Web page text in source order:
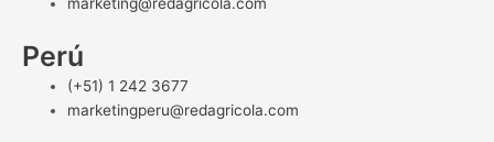
marketing@redagricola.com
Perú
(+51) 1 242 3677
marketingperu@redagricola.com